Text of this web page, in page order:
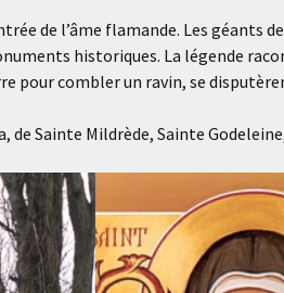
de l’âme flamande. Les géants
historiques. La légende
pour combler un ravin, se
Sainte Mildrède, Sainte